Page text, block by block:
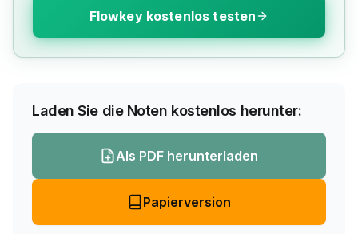
Flowkey kostenlos testen
Laden Sie die Noten kostenlos herunter:
Als PDF herunterladen
Papierversion